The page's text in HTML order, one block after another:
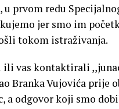
prvom redu
jer smo im
tokom istraživanja.
vas kontaktirali
Branka Vujovića prije
a odgovor koji smo